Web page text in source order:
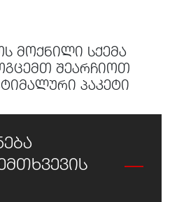
მოქნილი სქემა
შეარჩიოთ
პაკეტი